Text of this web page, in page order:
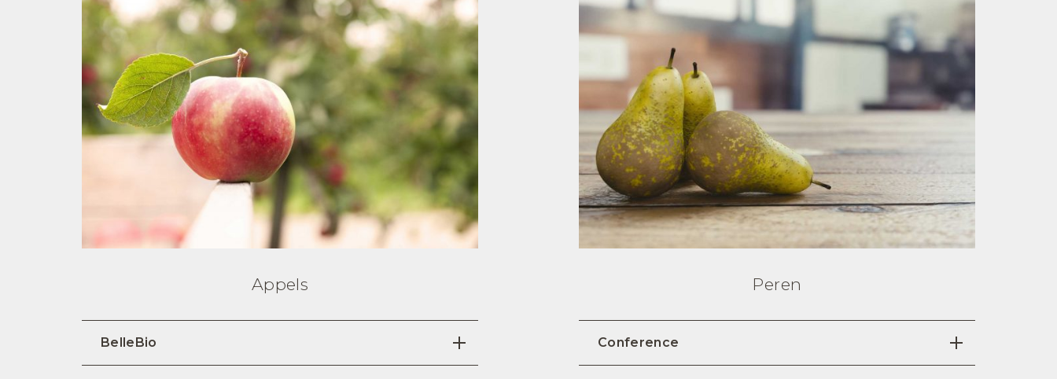
Appels
BelleBio
Peren
Conference